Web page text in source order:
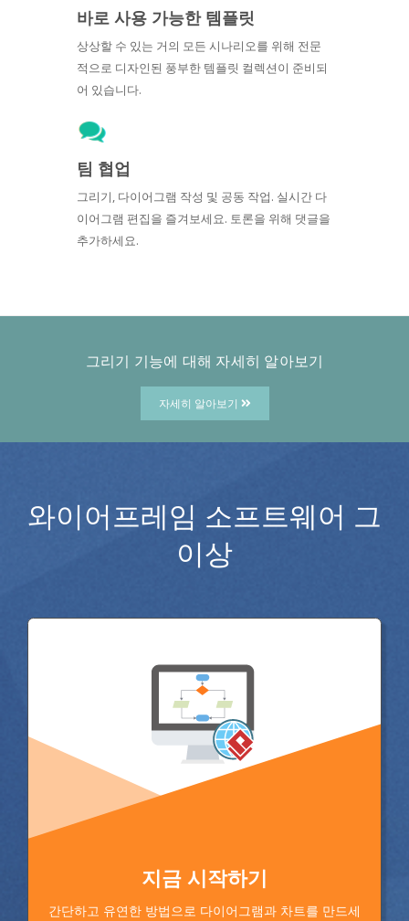
바로 사용 가능한 템플릿
상상할 수 있는 거의 모든 시나리오를 위해 전문
적으로 디자인된 풍부한 템플릿 컬렉션이 준비되
어 있습니다.
팀 협업
그리기, 다이어그램 작성 및 공동 작업. 실시간 다
이어그램 편집을 즐겨보세요. 토론을 위해 댓글을
추가하세요.
그리기 기능에 대해 자세히 알아보기
자세히 알아보기
와이어프레임 소프트웨어 그
이상
지금 시작하기
간단하고 유연한 방법으로 다이어그램과 차트를 만드세